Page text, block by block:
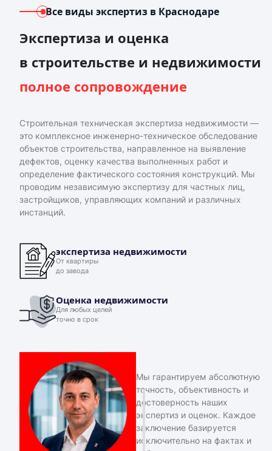
Все виды экспертиз в Краснодаре
Экспертиза и оценка
в строительстве и недвижимости
полное сопровождение
Строительная техническая экспертиза недвижимости —
это комплексное инженерно-техническое обследование
объектов строительства, направленное на выявление
дефектов, оценку качества выполненных работ и
определение фактического состояния конструкций. Мы
проводим независимую экспертизу для частных лиц,
застройщиков, управляющих компаний и различных
инстанций.
экспертиза недвижимости
От квартиры
до завода
Оценка недвижимости
Для любых целей
точно в срок
Мы гарантируем абсолютную
точность, объективность и
достоверность наших
экспертиз и оценок. Каждое
заключение базируется
исключительно на фактах и